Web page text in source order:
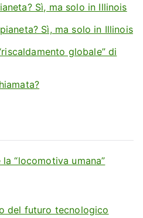
Sì, ma solo in Illinois
Sì, ma solo in Illinois
globale” di
“locomotiva umana”
del futuro tecnologico